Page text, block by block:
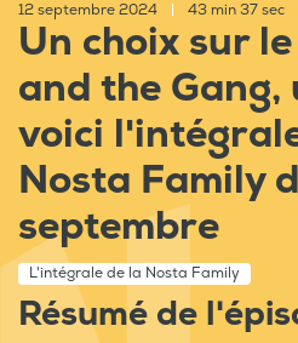
12 septembre 2024 43 min 37 sec
Un choix sur
and the Gang,
voici
Nosta Family
septembre
L'intégrale de la Nosta Family
Résumé de